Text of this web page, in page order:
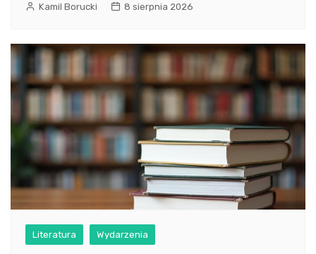
Kamil Borucki 8 sierpnia 2026
Literatura Wydarzenia